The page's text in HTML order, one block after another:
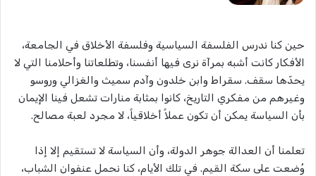
حين كنا ندرس الفلسفة السياسية وفلسفة الأخلاق في الجامعة،
الأفكار كانت أشبه بمرآة نرى فيها أنفسنا، وتطلعاتنا وأحلامنا التي لا
يحدّها سقف. سقراط وابن خلدون وآدم سميث والغزالي وروسو
وغيرهم من مفكري التاريخ، كانوا بمثابة منارات تشعل فينا الإيمان
بأن السياسة يمكن أن تكون عملاً أخلاقياً، لا مجرد لعبة مصالح.
تعلمنا أن العدالة جوهر الدولة، وأن السياسة لا تستقيم إلا إذا
وُضعت على سكة القيم. في تلك الأيام، كنا نحمل عنفوان الشباب،